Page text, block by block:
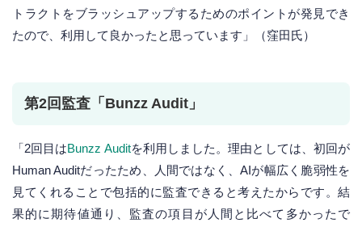
トラクトをブラッシュアップするためのポイントが発見でき
たので、利用して良かったと思っています」（窪田氏）
第2回監査「Bunzz Audit」
「2回目はBunzz Auditを利用しました。理由としては、初回が
Human Auditだったため、人間ではなく、AIが幅広く脆弱性を
見てくれることで包括的に監査できると考えたからです。結
果的に期待値通り、監査の項目が人間と比べて多かったで